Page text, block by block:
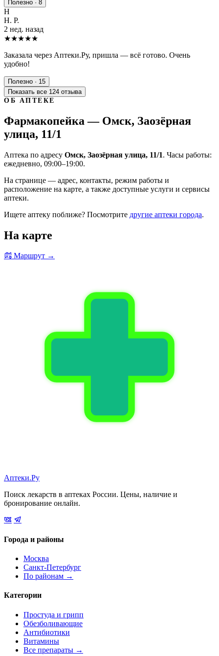
Полезно · 8
Н
Н. Р.
2 нед. назад
★★★★★
Заказала через Аптеки.Ру, пришла — всё готово. Очень
удобно!
Полезно · 15
Показать все 124 отзыва
ОБ АПТЕКЕ
Фармакопейка — Омск, Заозёрная
улица, 11/1
Аптека по адресу Омск, Заозёрная улица, 11/1. Часы работы:
ежедневно, 09:00–19:00.
На странице — адрес, контакты, режим работы и
расположение на карте, а также доступные услуги и сервисы
аптеки.
Ищете аптеку поближе? Посмотрите другие аптеки города.
На карте
Маршрут →
Аптеки.Ру
Поиск лекарств в аптеках России. Цены, наличие и
бронирование онлайн.
Города и районы
Москва
Санкт-Петербург
По районам →
Категории
Простуда и грипп
Обезболивающие
Антибиотики
Витамины
Все препараты →